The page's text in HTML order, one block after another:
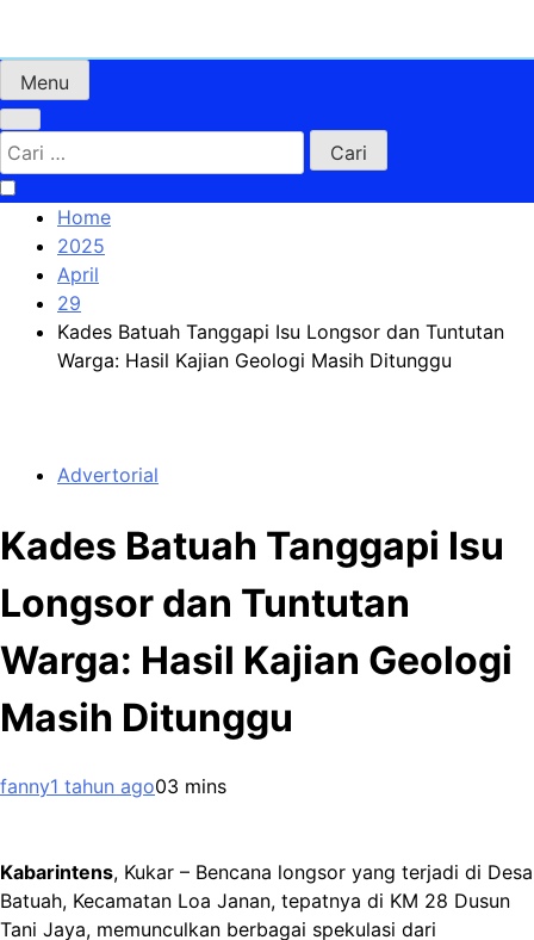
content
Menu
Cari
untuk:
Home
2025
April
29
Kades Batuah Tanggapi Isu Longsor dan Tuntutan
Warga: Hasil Kajian Geologi Masih Ditunggu
Advertorial
Kades Batuah Tanggapi Isu
Longsor dan Tuntutan
Warga: Hasil Kajian Geologi
Masih Ditunggu
fanny1 tahun ago03 mins
Kabarintens, Kukar – Bencana longsor yang terjadi di Desa
Batuah, Kecamatan Loa Janan, tepatnya di KM 28 Dusun
Tani Jaya, memunculkan berbagai spekulasi dari